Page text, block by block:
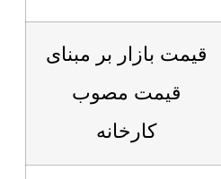
قیمت بازار بر مبنای
قیمت مصوب
کارخانه